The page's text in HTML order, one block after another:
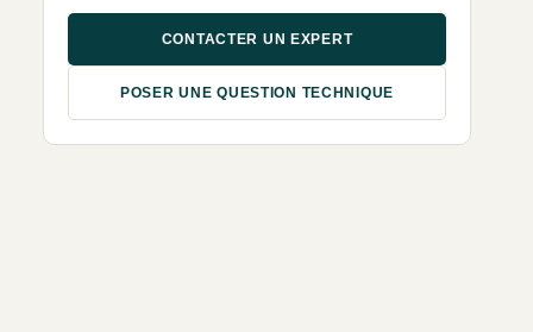
CONTACTER UN EXPERT
POSER UNE QUESTION TECHNIQUE